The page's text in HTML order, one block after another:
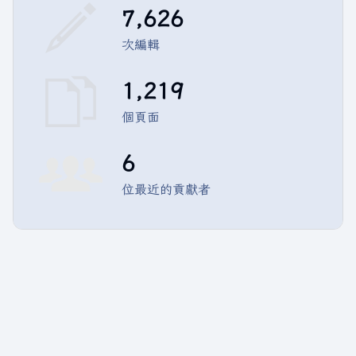
7,626
次編輯
1,219
個頁面
6
位最近的貢獻者